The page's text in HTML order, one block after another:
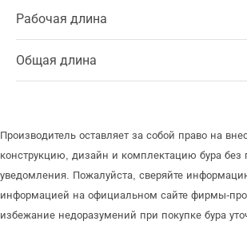
Рабочая длина
Общая длина
Производитель оставляет за собой право на
конструкцию, дизайн и комплектацию бура без
уведомления. Пожалуйста, сверяйте
информацией на официальном сайте фирмы-
избежание недоразумений при покупке бура